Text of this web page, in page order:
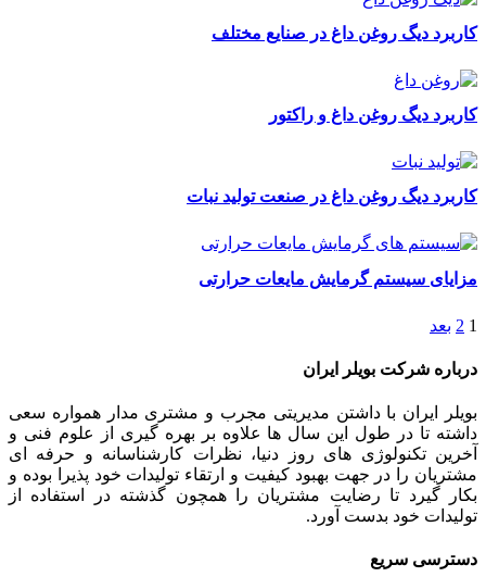
کاربرد دیگ روغن داغ در صنایع مختلف
کاربرد دیگ روغن داغ و راکتور
کاربرد دیگ روغن داغ در صنعت تولید نبات
مزایای سیستم گرمایش مایعات حرارتی
1
2 بعد
درباره شرکت بویلر ایران
بویلر ایران با داشتن مدیریتی مجرب و مشتری مدار همواره سعی
داشته تا در طول این سال ها علاوه بر بهره گیری از علوم فنی و
آخرین تکنولوژی های روز دنیا، نظرات کارشناسانه و حرفه ای
مشتریان را در جهت بهبود کیفیت و ارتقاء تولیدات خود پذیرا بوده و
بکار گیرد تا رضایت مشتریان را همچون گذشته در استفاده از
تولیدات خود بدست آورد.
دسترسی سریع